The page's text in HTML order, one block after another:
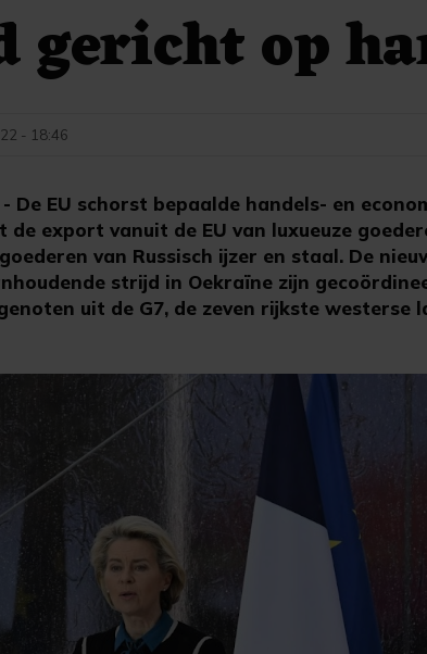
gericht op
- De EU schorst bepaalde handels- en
de export vanuit de EU van luxueuze
van Russisch ijzer en staal. De
strijd in Oekraïne zijn
uit de G7, de zeven rijkste westerse
- 18:46